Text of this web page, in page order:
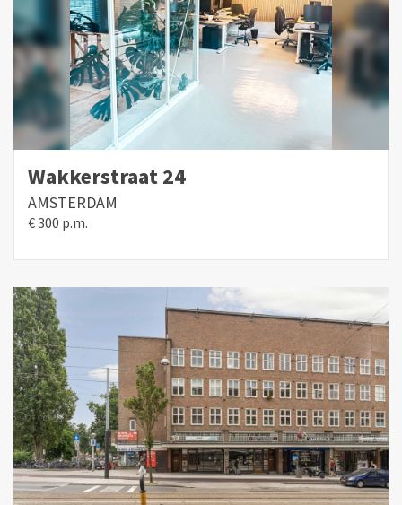
basis van het maandprijsindexcijfer volgens de
consumentenprijsindex (CPI) reeks alle huishoudens
(2015=100), gepubliceerd door het Centraal Bureau voor
de Statistiek (CBS).
UITDRUKKELIJKE VOORBEHODEN TOTSTANDKOMING
OVEREENKOMST
Alle mondelinge en schriftelijke correspondentie is
geheel vrijblijvend. Een overeenkomst inzake het
aangeboden object komt pas tot stand nadat een daartoe
strekkende overeenkomst door beide partijen is
geparafeerd en ondertekend. Voorafgaand hieraan is
rechten en/of plichten zouden kunnen worden ontleend.
Daarnaast geldt te allen tijde het voorbehoud van
instemming van de eigena(a)r(en) van het object voor de
totstandkoming van een overeenkomst.
Wakkerstraat 24
AMSTERDAM
€ 300 p.m.